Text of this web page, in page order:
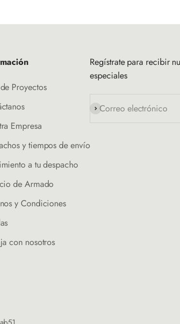
Proyectos
Empresa
y tiempos de envío
a tu despacho
de Armado
y Condiciones
con nosotros
Regístrate para recibir
especiales
Correo electrónico
Suscribirse